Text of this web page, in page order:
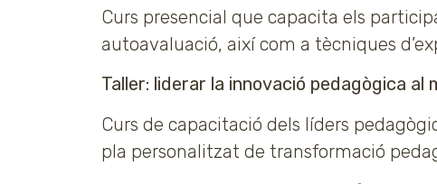
Curs presencial que capacita els
autoavaluació, així com a tècniques
Taller: liderar la innovació pedagògica
Curs de capacitació dels líders
pla personalitzat de transformació